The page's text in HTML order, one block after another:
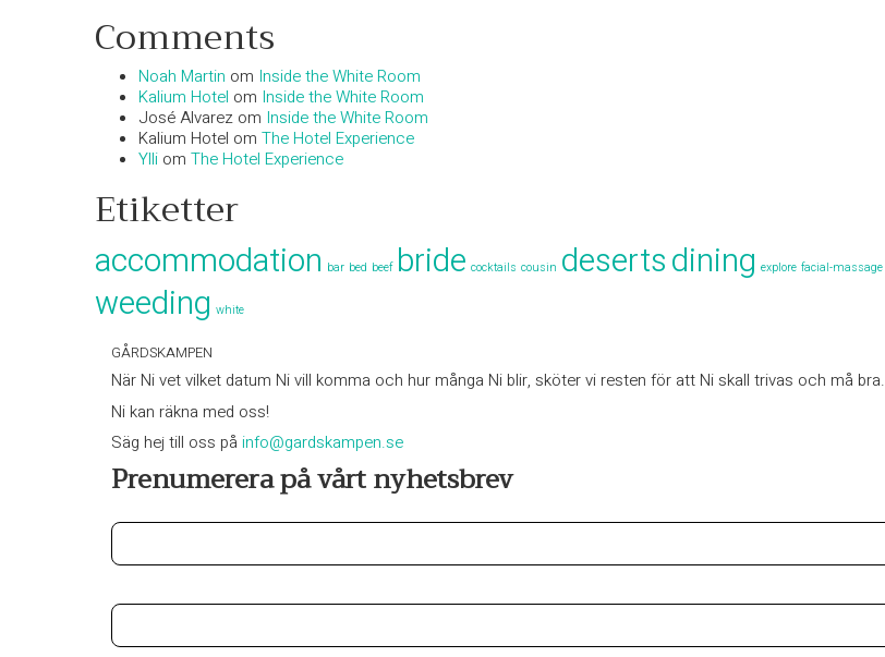
Comments
Noah Martin om Inside the White Room
Kalium Hotel om Inside the White Room
José Alvarez om Inside the White Room
Kalium Hotel om The Hotel Experience
Ylli om The Hotel Experience
Etiketter
accommodation bar bed beef bride cocktails cousin desertsdining explore facial-massage
weeding white
GÅRDSKAMPEN
När Ni vet vilket datum Ni vill komma och hur många Ni blir, sköter vi resten för att Ni skall trivas och må bra.
Ni kan räkna med oss!
Säg hej till oss på info@gardskampen.se
Prenumerera på vårt nyhetsbrev